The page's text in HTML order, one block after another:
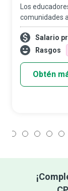
Los
comunidades
saludables y,
para enfrentar
Promueven
Salario
Rasgos
Obtén